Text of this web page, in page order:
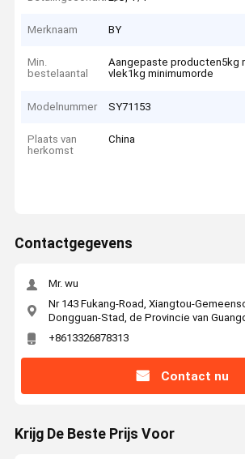
Merknaam BY
Min.
bestelaantal
Aangepaste producten5kg
vlek1kg minimumorde
Modelnummer SY71153
Plaats van
herkomst
China
Contactgegevens
Mr. wu
Nr 143 Fukang-Road, Xiangtou-
Dongguan-Stad, de Provincie van
+8613326878313
Contact nu
Krijg De Beste Prijs Voor